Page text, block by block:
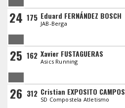
24 175 Eduard FERNÁNDEZ BOSCH
JAB-Berga
25 162 Xavier FUSTAGUERAS
Asics Running
26 312 Cristian EXPOSITO CAMPOS
SD Compostela Atletismo